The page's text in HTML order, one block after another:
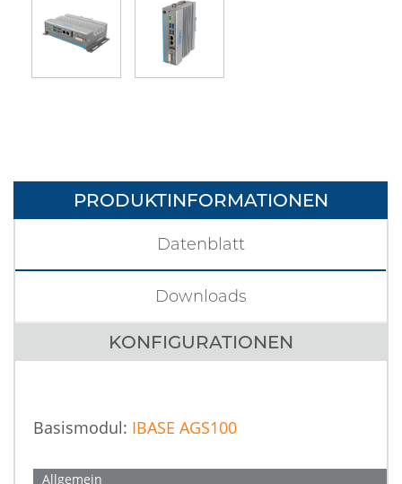
PRODUKTINFORMATIONEN
KONFIGURATIONEN
Datenblatt
Downloads
Basismodul: IBASE AGS100
Allgemein